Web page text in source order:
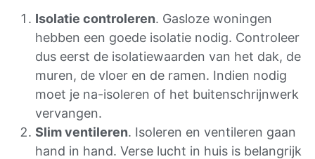
Isolatie controleren. Gasloze woningen
hebben een goede isolatie nodig. Controleer
dus eerst de isolatiewaarden van het dak, de
muren, de vloer en de ramen. Indien nodig
moet je na-isoleren of het buitenschrijnwerk
vervangen.
Slim ventileren. Isoleren en ventileren gaan
hand in hand. Verse lucht in huis is belangrijk